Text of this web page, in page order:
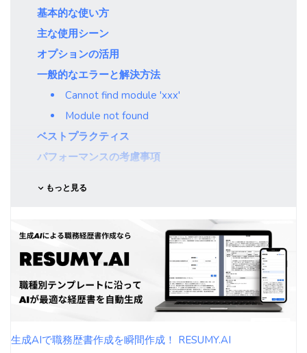
基本的な使い方
主な使用シーン
オプションの活用
一般的なエラーと解決方法
Cannot find module 'xxx'
Module not found
ベストプラクティス
パフォーマンスの考慮事項
もっと見る
生成AIで職務歴書作成を瞬間作成！ RESUMY.AI